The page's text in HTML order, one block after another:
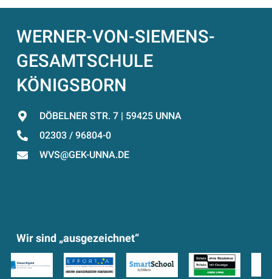
WERNER-VON-SIEMENS-
GESAMTSCHULE
KÖNIGSBORN
DÖBELNER STR. 7 | 59425 UNNA
02303 / 96804-0
WVS@GEK-UNNA.DE
Wir sind „ausgezeichnet“